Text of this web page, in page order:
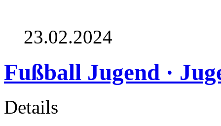
23.02.2024
Fußball Jugend ·
Details